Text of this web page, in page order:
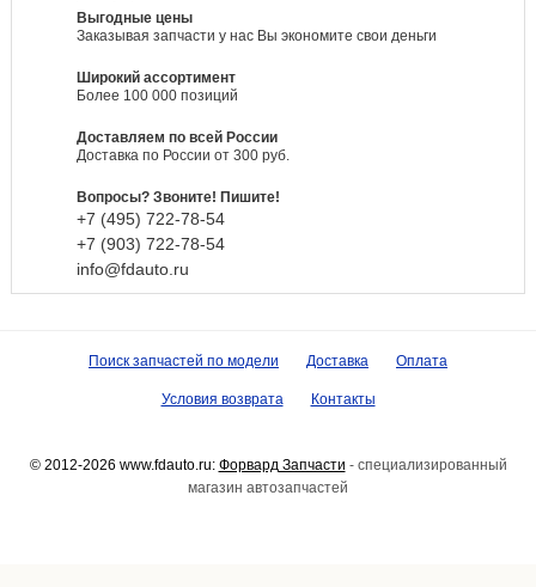
Выгодные цены
Заказывая запчасти у нас Вы экономите свои деньги
Широкий ассортимент
Более 100 000 позиций
Доставляем по всей России
Доставка по России от 300 руб.
Вопросы? Звоните! Пишите!
+7 (495) 722-78-54
+7 (903) 722-78-54
info@fdauto.ru
Поиск запчастей по модели Доставка Оплата
Условия возврата Контакты
© 2012-2026 www.fdauto.ru: Форвард Запчасти - специализированный
магазин автозапчастей